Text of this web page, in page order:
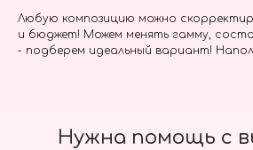
Любую композицию можно
и бюджет! Можем менять гамму,
- подберем идеальный вариант!
Нужна помощь с